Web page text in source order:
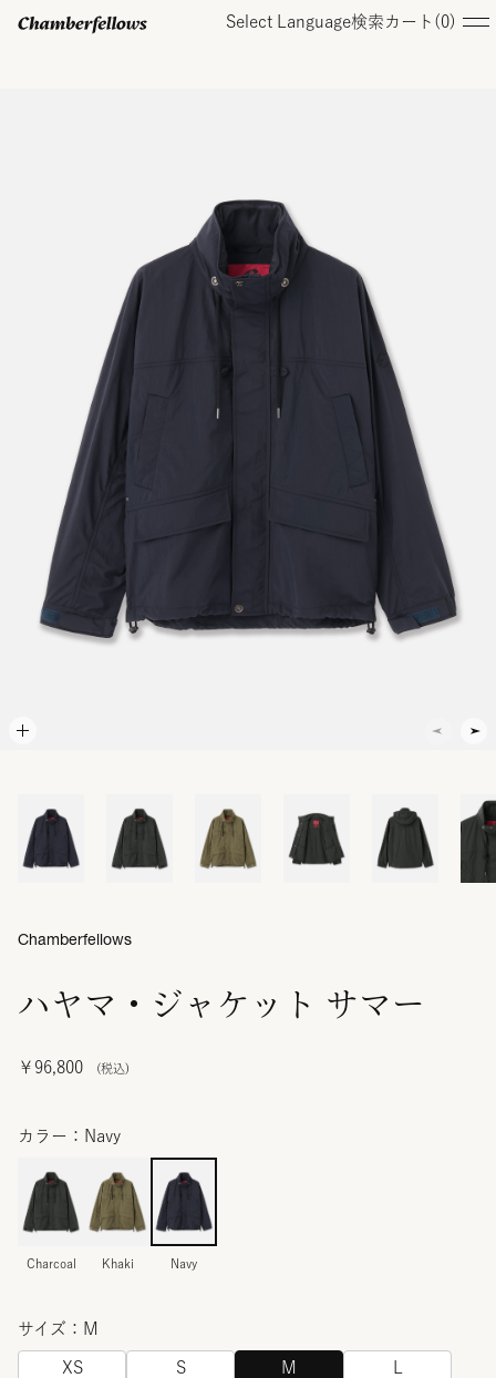
Select Language検索 カート( 0)
ハヤマ・ジャケット サマー
￥96,800
Chamberfellows
カラー：Navy
Charcoal Khaki Navy
サイズ：M
XS S M